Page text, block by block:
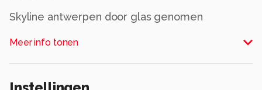
Skyline antwerpen door glas genomen
Alle rechten voorbehouden
Meer info tonen